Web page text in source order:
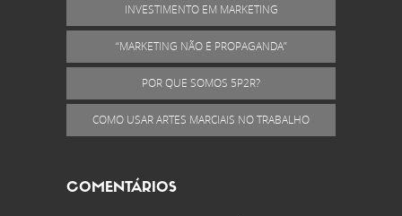
INVESTIMENTO EM MARKETING
“MARKETING NÃO É PROPAGANDA”
POR QUE SOMOS 5P2R?
COMO USAR ARTES MARCIAIS NO TRABALHO
COMENTÁRIOS